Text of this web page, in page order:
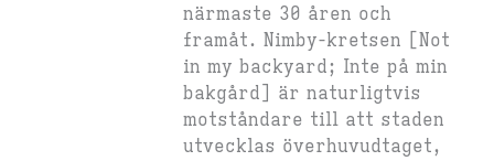
närmaste 30 åren och
framåt. Nimby-kretsen [Not
in my backyard; Inte på min
bakgård] är naturligtvis
motståndare till att staden
utvecklas överhuvudtaget,